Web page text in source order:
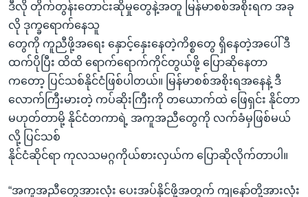
ဒီလို တိုက်တွန်းတောင်းဆိုမှုတွေနဲ့အတူ မြန်မာစစ်အစိုးရက အခု
လို ဒုက္ခရောက်နေသူ
တွေကို ကူညီဖို့အရေး နှောင့်နှေးနေတဲ့ကိစ္စတွေ ရှိနေတဲ့အပေါ် ဒီ
ထက်ပိုပြီး ထိထိ ရောက်ရောက်ကိုင်တွယ်ဖို့ ပြောဆိုနေတာ
ကတော့ ပြင်သစ်နိုင်ငံဖြစ်ပါတယ်။ မြန်မာစစ်အစိုးရအနေနဲ့ ဒီ
လောက်ကြီးမားတဲ့ ကပ်ဆိုးကြီးကို တယောက်ထဲ ဖြေရှင်း နိုင်တာ
မဟုတ်တာမို့ နိုင်ငံတကာရဲ့ အကူအညီတွေကို လက်ခံမှဖြစ်မယ်
လို့ ပြင်သစ်
နိုင်ငံဆိုင်ရာ ကုလသမဂ္ဂကိုယ်စားလှယ်က ပြောဆိုလိုက်တာပါ။
“အကူအညီတွေအားလုံး ပေးအပ်နိုင်ဖို့အတွက် ကျနော်တို့အားလုံး